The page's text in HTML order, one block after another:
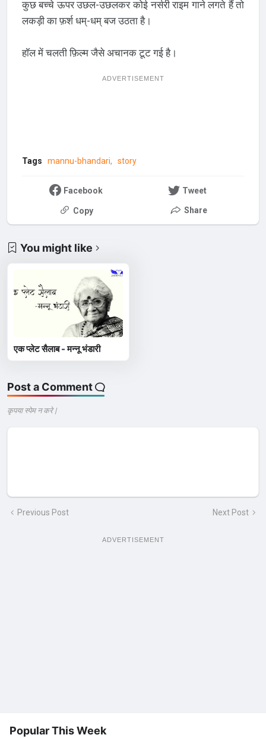
कुछ बच्चे ऊपर उछल-उछलकर कोई नर्सरी राइम गाने लगते हैं तो
लकड़ी का फ़र्श धम्-धम् बज उठता है।
हॉल में चलती फ़िल्म जैसे अचानक टूट गई है।
ADVERTISEMENT
Tags mannu-bhandari story
Facebook Tweet
Copy Share
You might like
एक प्लेट सैलाब - मन्नू भंडारी
Post a Comment
कृपया स्पेम न करे |
Previous Post Next Post
ADVERTISEMENT
Popular This Week